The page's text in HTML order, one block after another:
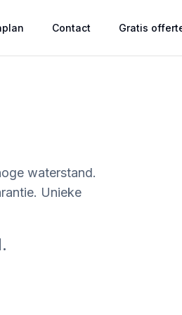
Contact Gratis
waterstand.
Unieke